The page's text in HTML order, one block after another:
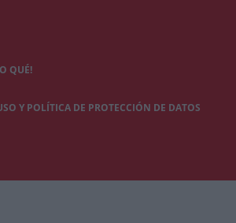
QUÉ!
Y POLÍTICA DE PROTECCIÓN DE DATOS